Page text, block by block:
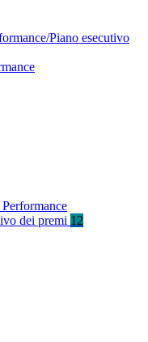
Piano esecutivo
dei premi 12